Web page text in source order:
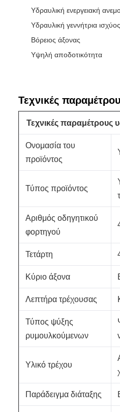
Υδραυλική ενεργειακή
Υδραυλική γεννήτρια ισχύος
Βόρειος άξονας
Υψηλή αποδοτικότητα
Τεχνικές
Τεχνικές παραμέτρους
Ονομασία του
προϊόντος
Τύπος προϊόντος
Αριθμός οδηγητικού
φορτηγού
Τετάρτη
Κύριο άξονα
Λεπτήρα τρέχουσας
Τύπος ψύξης
ρυμουλκούμενων
Υλικό τρέχου
Παράδειγμα διάταξης